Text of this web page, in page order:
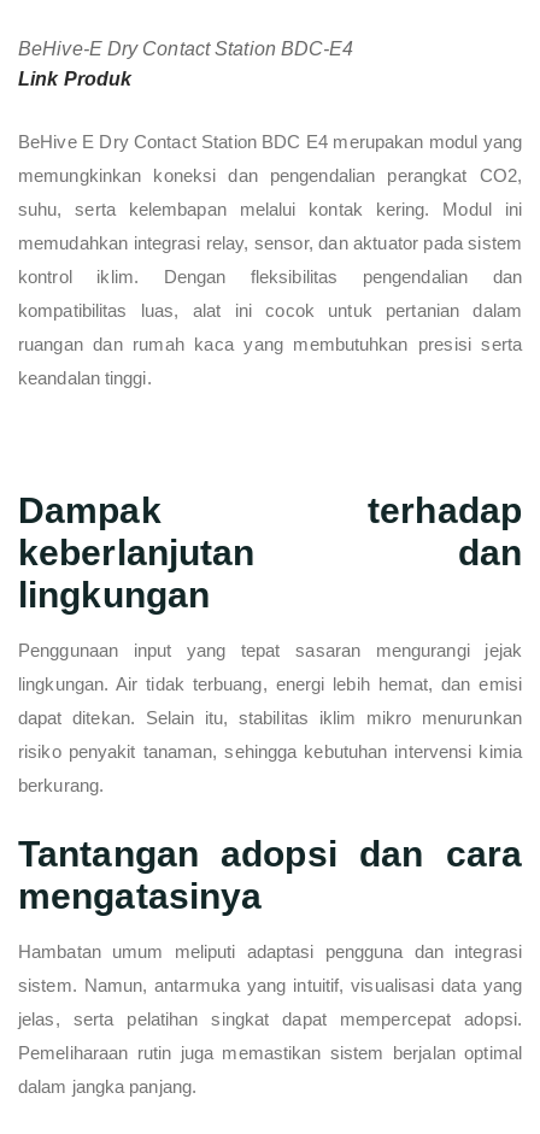
BeHive-E Dry Contact Station BDC-E4
Link Produk
BeHive E Dry Contact Station BDC E4 merupakan modul yang
memungkinkan koneksi dan pengendalian perangkat CO2,
suhu, serta kelembapan melalui kontak kering. Modul ini
memudahkan integrasi relay, sensor, dan aktuator pada sistem
kontrol iklim. Dengan fleksibilitas pengendalian dan
kompatibilitas luas, alat ini cocok untuk pertanian dalam
ruangan dan rumah kaca yang membutuhkan presisi serta
keandalan tinggi.
Dampak terhadap
keberlanjutan dan
lingkungan
Penggunaan input yang tepat sasaran mengurangi jejak
lingkungan. Air tidak terbuang, energi lebih hemat, dan emisi
dapat ditekan. Selain itu, stabilitas iklim mikro menurunkan
risiko penyakit tanaman, sehingga kebutuhan intervensi kimia
berkurang.
Tantangan adopsi dan cara
mengatasinya
Hambatan umum meliputi adaptasi pengguna dan integrasi
sistem. Namun, antarmuka yang intuitif, visualisasi data yang
jelas, serta pelatihan singkat dapat mempercepat adopsi.
Pemeliharaan rutin juga memastikan sistem berjalan optimal
dalam jangka panjang.